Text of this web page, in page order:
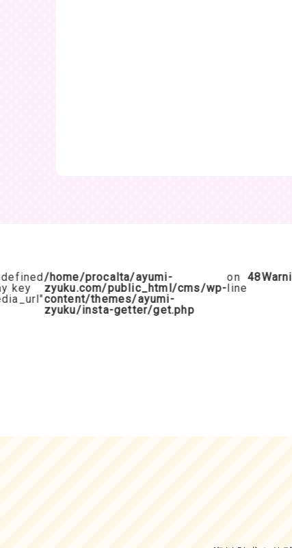
/home/procalta/ayumi-
zyuku.com/public_html/cms/wp-
content/themes/ayumi-
zyuku/insta-getter/get.php
line
48 Warning